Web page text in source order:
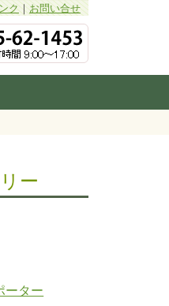
ク｜お問い合せ
ー
ーター